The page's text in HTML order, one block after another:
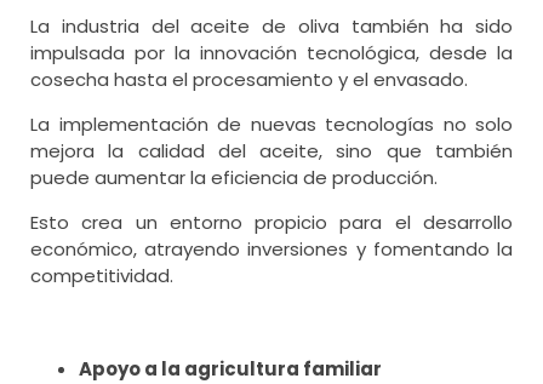
La industria del aceite de oliva también ha sido
impulsada por la innovación tecnológica, desde la
cosecha hasta el procesamiento y el envasado.
La implementación de nuevas tecnologías no solo
mejora la calidad del aceite, sino que también
puede aumentar la eficiencia de producción.
Esto crea un entorno propicio para el desarrollo
económico, atrayendo inversiones y fomentando la
competitividad.
Apoyo a la agricultura familiar